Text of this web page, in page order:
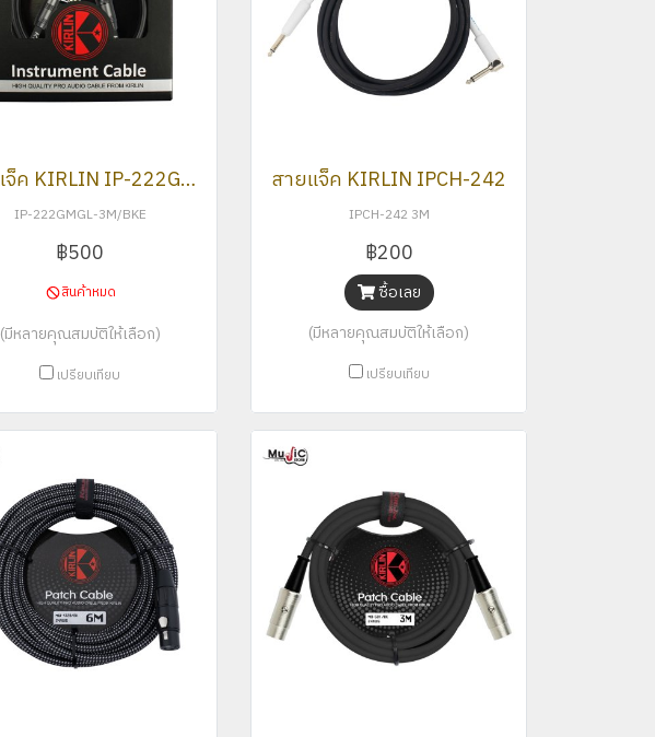
สายแจ็ค KIRLIN IP-222GMGL-3M
IP-222GMGL-3M/BKE
฿500
สินค้าหมด
(มีหลายคุณสมบัติให้เลือก)
เปรียบเทียบ
สายแจ็ค KIRLIN IPCH-242
IPCH-242 3M
฿200
ซื้อเลย
(มีหลายคุณสมบัติให้เลือก)
เปรียบเทียบ